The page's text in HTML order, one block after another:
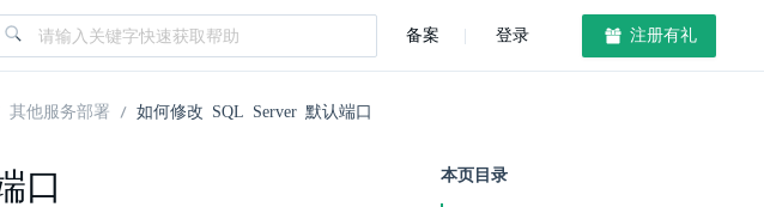
备案 登录 注册有礼
其他服务部署 如何修改 SQL Server 默认端口
口 本页目录